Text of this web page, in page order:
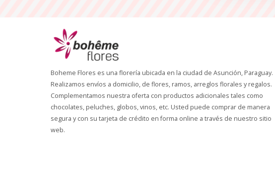
Boheme Flores es una florería ubicada en la ciudad de Asunción, Paraguay.
Realizamos envíos a domicilio, de flores, ramos, arreglos florales y regalos.
Complementamos nuestra oferta con productos adicionales tales como
chocolates, peluches, globos, vinos, etc. Usted puede comprar de manera
segura y con su tarjeta de crédito en forma online a través de nuestro sitio
web.